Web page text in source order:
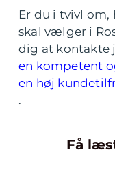
Er du i tvivl om,
skal vælger i
dig at kontakte
en kompetent
en høj
.
Få